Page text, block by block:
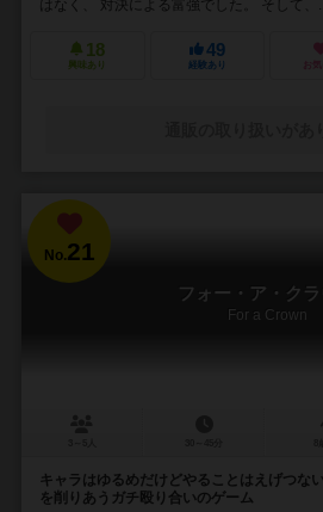
はなく、 対決による富強でした。 そして、
18
興味あり
49
経験あり お
No.21
フォー・ア・ク
For a Crown
キャラはゆるめだけどやることはえげつな
を削りあうガチ殴り合いのゲーム